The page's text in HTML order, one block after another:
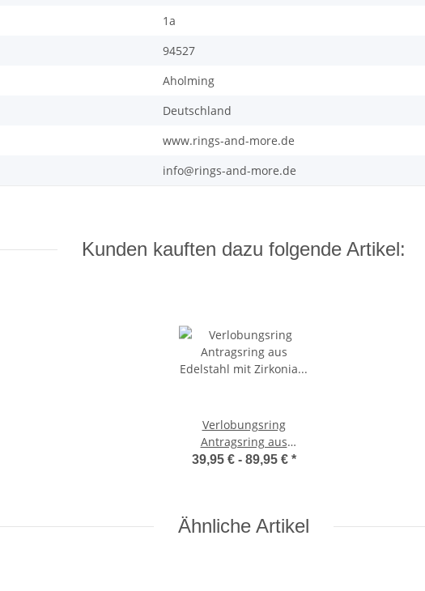
1a
94527
Aholming
Deutschland
www.rings-and-more.de
info@rings-and-more.de
Kunden kauften dazu folgende Artikel:
Verlobungsring
Antragsring aus
Edelstahl mit Zirkonia
39,95 € - 89,95 € *
Ähnliche Artikel